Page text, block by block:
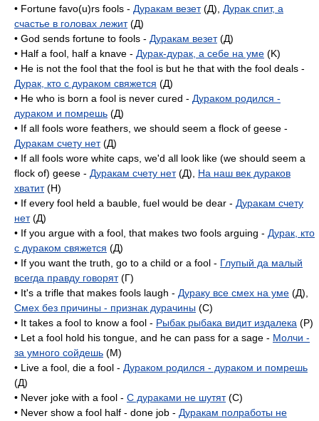
• Fortune favo(u)rs fools - Дуракам везет(Д), Дурак спит, а
счастье в головах лежит(Д)
• God sends fortune to fools - Дуракам везет(Д)
• Half a fool, half a knave - Дурак-дурак, а себе на уме (K)
• He is not the fool that the fool is but he that with the fool deals -
Дурак, кто с дураком свяжется (Д)
• He who is born a fool is never cured - Дураком родился -
дураком и помрешь (Д)
• If all fools wore feathers, we should seem a flock of geese -
Дуракам счету нет(Д)
• If all fools wore white caps, we'd all look like (we should seem a
flock of) geese - Дуракам счету нет(Д), На наш век дураков
хватит(H)
• If every fool held a bauble, fuel would be dear - Дуракам счету
нет(Д)
• If you argue with a fool, that makes two fools arguing - Дурак, кто
с дураком свяжется (Д)
• If you want the truth, go to a child or a fool - Глупый да малый
всегда правду говорят(Г)
• It's a trifle that makes fools laugh - Дураку все смех на уме (Д),
Смех без причины - признак дурачины (C)
• It takes a fool to know a fool - Рыбак рыбака видит издалека (P)
• Let a fool hold his tongue, and he can pass for a sage - Молчи -
за умного сойдешь (M)
• Live a fool, die a fool - Дураком родился - дураком и помрешь
(Д)
• Never joke with a fool - С дураками не шутят(C)
• Never show a fool half - done job - Дуракам полработы не